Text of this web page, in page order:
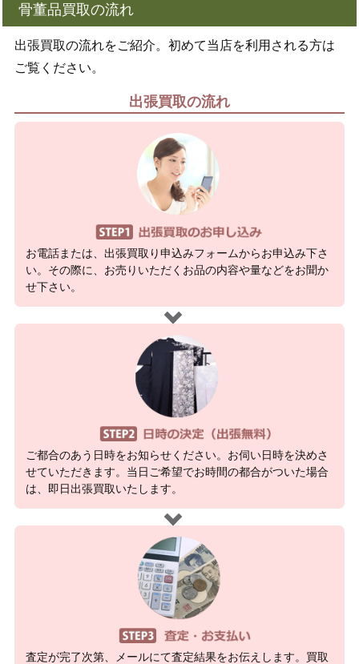
骨董品買取の流れ
出張買取の流れをご紹介。初めて当店を利用される方は
ご覧ください。
出張買取の流れ
お電話または、出張買取り申込みフォームからお申込み下さ
い。その際に、お売りいただくお品の内容や量などをお聞か
せ下さい。
ご都合のあう日時をお知らせください。お伺い日時を決めさ
せていただきます。当日ご希望でお時間の都合がついた場合
は、即日出張買取いたします。
査定が完了次第、メールにて査定結果をお伝えします。買取